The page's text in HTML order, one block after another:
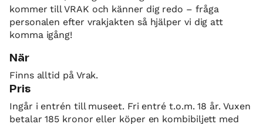
kommer till VRAK och känner dig redo – fråga
personalen efter vrakjakten så hjälper vi dig att
komma igång!
När
Finns alltid på Vrak.
Pris
Ingår i entrén till museet. Fri entré t.o.m. 18 år. Vuxen
betalar 185 kronor eller köper en kombibiljett med